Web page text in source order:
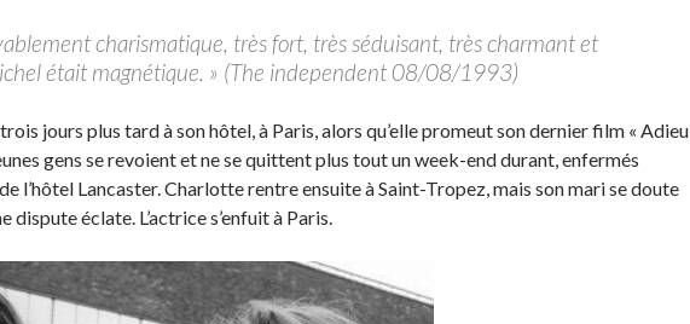
charismatique, très fort, très séduisant, très charmant et
était magnétique. » (The independent 08/08/1993)
jours plus tard à son hôtel, à Paris, alors qu’elle promeut son dernier film « Adieu
gens se revoient et ne se quittent plus tout un week-end durant, enfermés
l’hôtel Lancaster. Charlotte rentre ensuite à Saint-Tropez, mais son mari se doute
dispute éclate. L’actrice s’enfuit à Paris.